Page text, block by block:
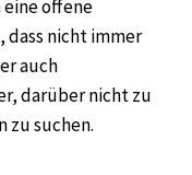
offene
dass nicht immer
auch
darüber nicht zu
zu suchen.